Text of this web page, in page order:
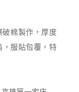
棉製作，厚度
，服貼包覆，特